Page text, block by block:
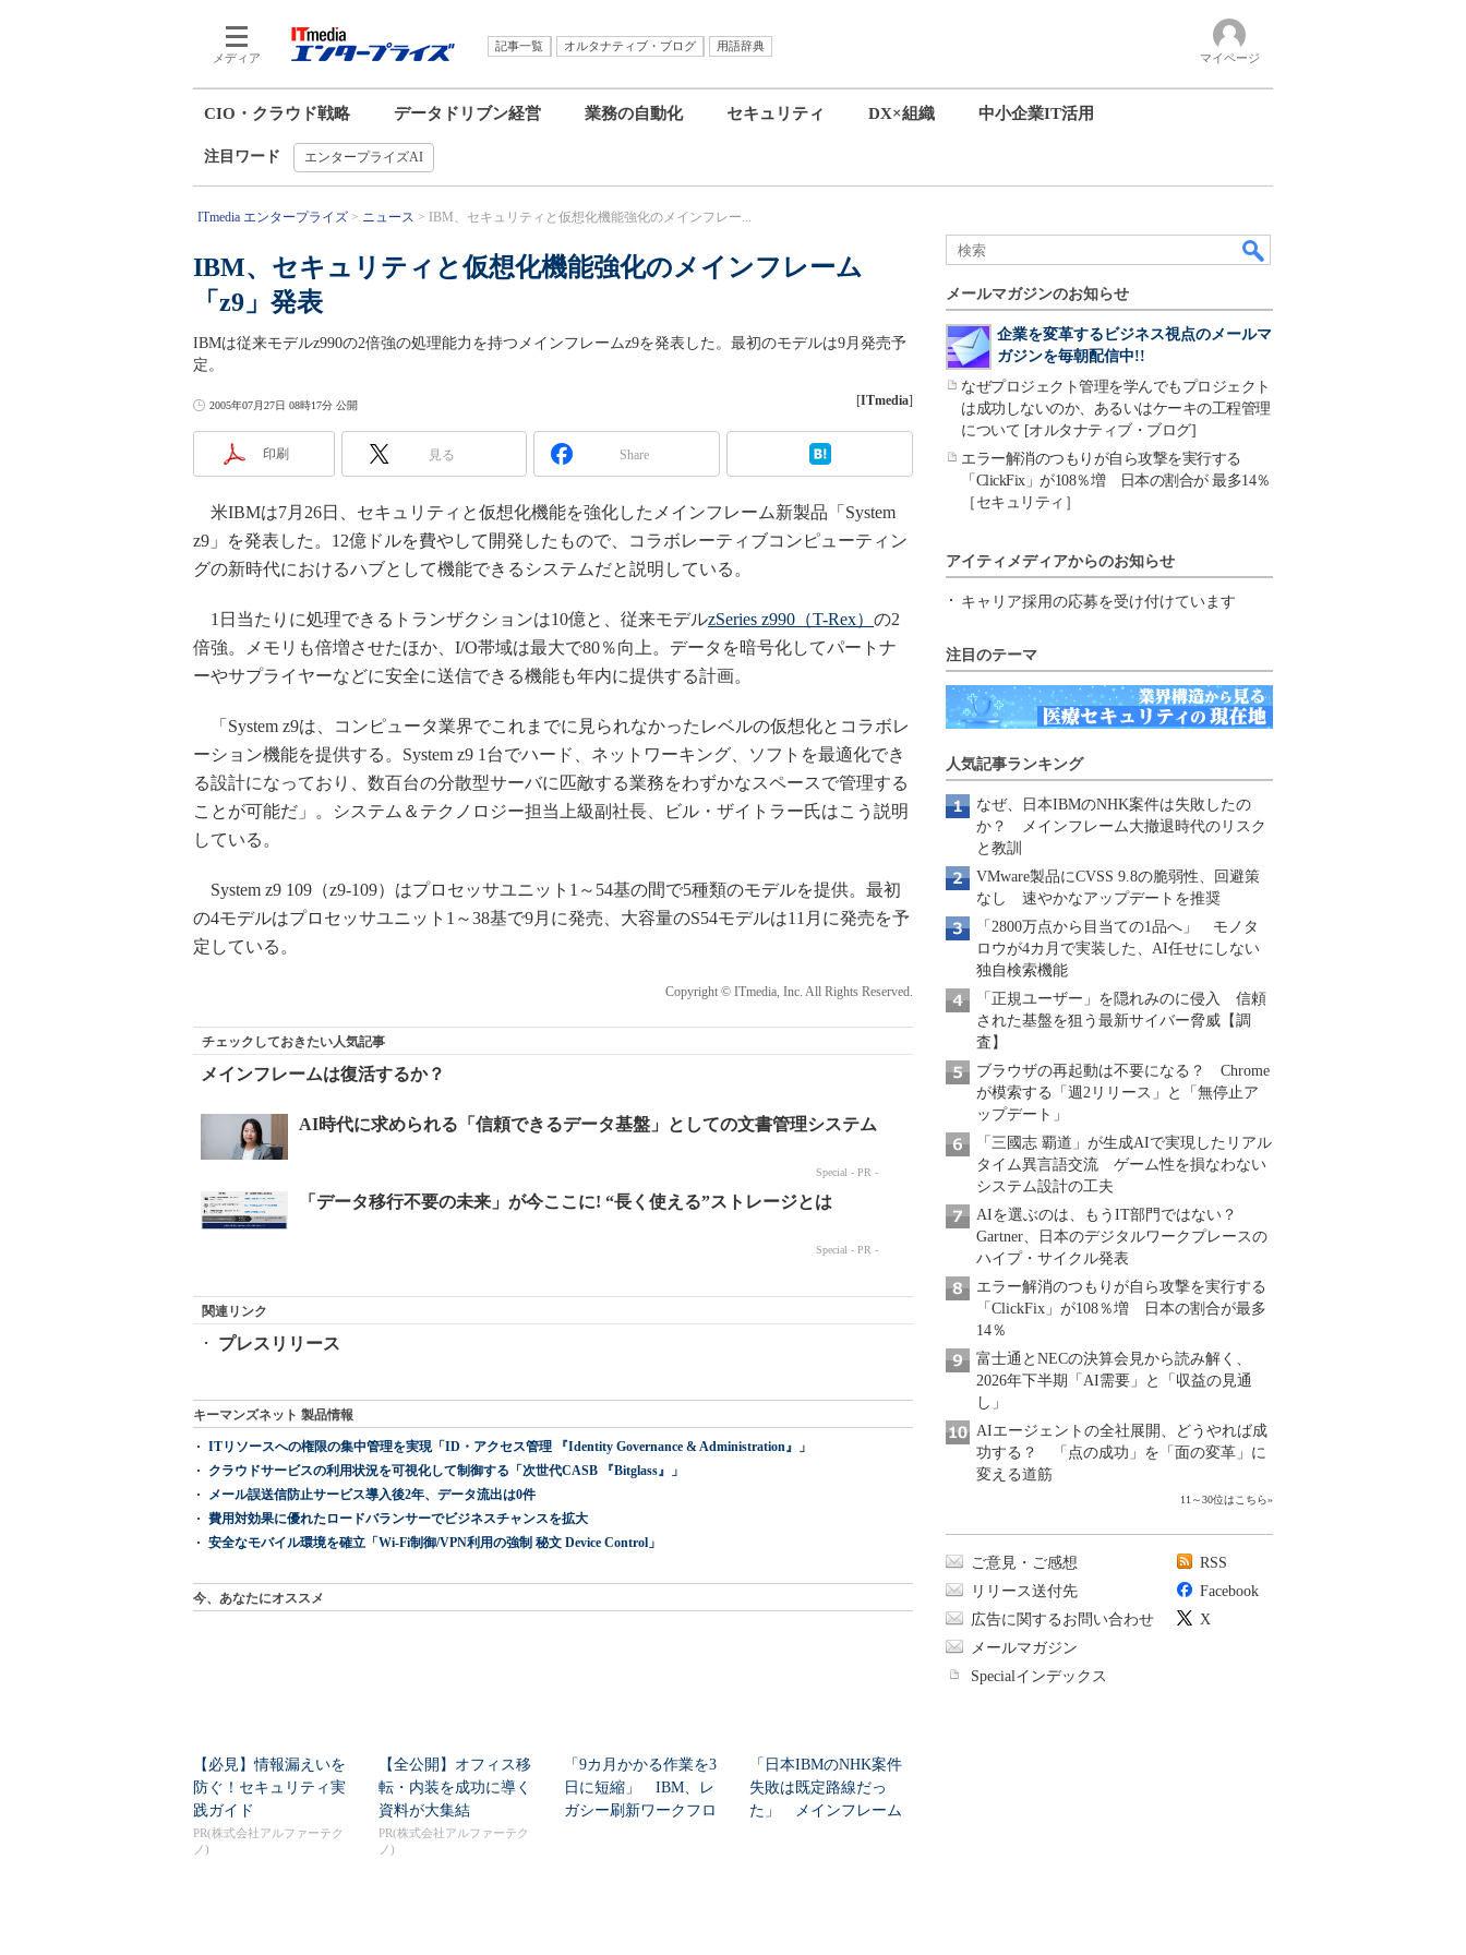
メディア
記事一覧 オルタナティブ・ブログ
用語辞典
マイページ
CIO・クラウド戦略 データドリブン経営 業務の自動化 セキュリティ DX×組織 中小企業IT活用
注目ワード エンタープライズAI
ITmedia エンタープライズ ニュース IBM、セキュリティと仮想化機能強化のメインフレー...
IBM、セキュリティと仮想化機能強化のメインフレーム
「z9」発表
IBMは従来モデルz990の2倍強の処理能力を持つメインフレームz9を発表した。最初のモデルは9月発売予
定。
2005年07月27日 08時17分 公開 [ITmedia]
印刷 見る Share
米IBMは7月26日、セキュリティと仮想化機能を強化したメインフレーム新製品「System
z9」を発表した。12億ドルを費やして開発したもので、コラボレーティブコンピューティン
グの新時代におけるハブとして機能できるシステムだと説明している。
1日当たりに処理できるトランザクションは10億と、従来モデルzSeries z990（T-Rex） の2
倍強。メモリも倍増させたほか、I/O帯域は最大で80％向上。データを暗号化してパートナ
ーやサプライヤーなどに安全に送信できる機能も年内に提供する計画。
「System z9は、コンピュータ業界でこれまでに見られなかったレベルの仮想化とコラボレ
ーション機能を提供する。System z9 1台でハード、ネットワーキング、ソフトを最適化でき
る設計になっており、数百台の分散型サーバに匹敵する業務をわずかなスペースで管理する
ことが可能だ」。システム＆テクノロジー担当上級副社長、ビル・ザイトラー氏はこう説明
している。
System z9 109（z9-109）はプロセッサユニット1～54基の間で5種類のモデルを提供。最初
の4モデルはプロセッサユニット1～38基で9月に発売、大容量のS54モデルは11月に発売を予
定している。
Copyright © ITmedia, Inc. All Rights Reserved.
チェックしておきたい人気記事
メインフレームは復活するか？
関連リンク
プレスリリース
キーマンズネット 製品情報
ITリソースへの権限の集中管理を実現「ID・アクセス管理 『Identity Governance & Administration』」
クラウドサービスの利用状況を可視化して制御する「次世代CASB 『Bitglass』」
メール誤送信防止サービス導入後2年、データ流出は0件
費用対効果に優れたロードバランサーでビジネスチャンスを拡大
安全なモバイル環境を確立「Wi-Fi制御/VPN利用の強制 秘文 Device Control」
今、あなたにオススメ
【必見】情報漏えいを
防ぐ！セキュリティ実
践ガイド
PR(株式会社アルファーテク
ノ)
【全公開】オフィス移
転・内装を成功に導く
資料が大集結
PR(株式会社アルファーテク
ノ)
「9カ月かかる作業を3
日に短縮」 IBM、レ
ガシー刷新ワークフロ
「日本IBMのNHK案件
失敗は既定路線だっ
た」 メインフレーム
メールマガジンのお知らせ
企業を変革するビジネス視点のメールマ
ガジンを毎朝配信中!!
なぜプロジェクト管理を学んでもプロジェクト
は成功しないのか、あるいはケーキの工程管理
について [オルタナティブ・ブログ]
エラー解消のつもりが自ら攻撃を実行する
「ClickFix」が108％増 日本の割合が 最多14％
［セキュリティ］
アイティメディアからのお知らせ
キャリア採用の応募を受け付けています
注目のテーマ
人気記事ランキング
なぜ、日本IBMのNHK案件は失敗したの
か？ メインフレーム大撤退時代のリスク
と教訓
VMware製品にCVSS 9.8の脆弱性、回避策
なし 速やかなアップデートを推奨
「2800万点から目当ての1品へ」 モノタ
ロウが4カ月で実装した、AI任せにしない
独自検索機能
「正規ユーザー」を隠れみのに侵入 信頼
された基盤を狙う最新サイバー脅威【調
査】
ブラウザの再起動は不要になる？ Chrome
が模索する「週2リリース」と「無停止ア
ップデート」
「三國志 覇道」が生成AIで実現したリアル
タイム異言語交流 ゲーム性を損なわない
システム設計の工夫
AIを選ぶのは、もうIT部門ではない？
Gartner、日本のデジタルワークプレースの
ハイプ・サイクル発表
エラー解消のつもりが自ら攻撃を実行する
「ClickFix」が108％増 日本の割合が最多
14％
富士通とNECの決算会見から読み解く、
2026年下半期「AI需要」と「収益の見通
し」
AIエージェントの全社展開、どうやれば成
功する？ 「点の成功」を「面の変革」に
変える道筋
11～30位はこちら»
ご意見・ご感想
リリース送付先
広告に関するお問い合わせ
メールマガジン
Specialインデックス
RSS
Facebook
X